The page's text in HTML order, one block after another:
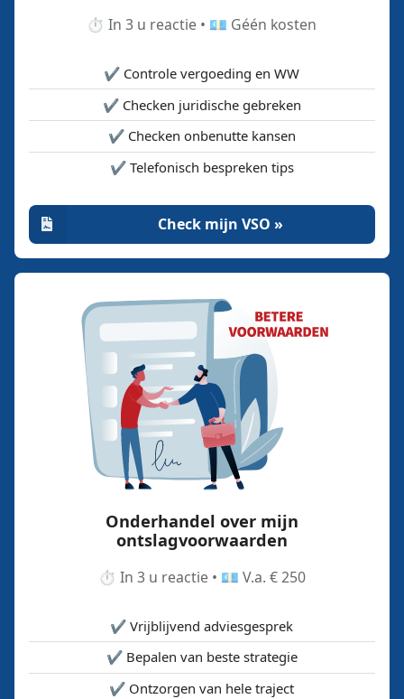
⏱️ In 3 u reactie • 💶 Géén kosten
✔️ Controle vergoeding en WW
✔️ Checken juridische gebreken
✔️ Checken onbenutte kansen
✔️ Telefonisch bespreken tips
Check mijn VSO »
Onderhandel over mijn
ontslagvoorwaarden
⏱️ In 3 u reactie • 💶 V.a. € 250
✔️ Vrijblijvend adviesgesprek
✔️ Bepalen van beste strategie
✔️ Ontzorgen van hele traject